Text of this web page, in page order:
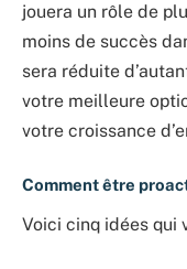
jouera un rôle de
moins de succès
sera réduite
votre meilleure
votre croissance
Comment être
Voici cinq idées qui